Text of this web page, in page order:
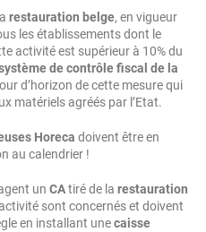
restauration belge, en vigueur
les établissements dont le
activité est supérieur à 10% du
de contrôle fiscal de la
d’horizon de cette mesure qui
matériels agréés par l’Etat.
Horeca doivent être en
au calendrier !
un CAtiré de la restauration
sont concernés et doivent
en installant unecaisse